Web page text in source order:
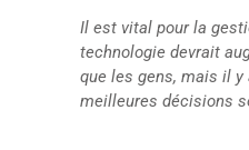
Il est vital pour la
technologie devrait
que les gens, mais il
meilleures décisions